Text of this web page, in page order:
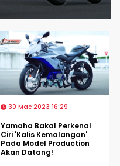
30 Mac 2023 16:29
Yamaha Bakal Perkenal
Ciri 'Kalis Kemalangan'
Pada Model Production
Akan Datang!